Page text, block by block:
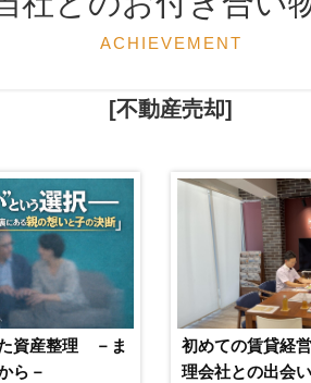
ACHIEVEMENT
[不動産売却]
た資産整理 －ま
ら－
初めての賃貸経
理会社との出会い